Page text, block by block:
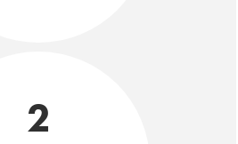
2